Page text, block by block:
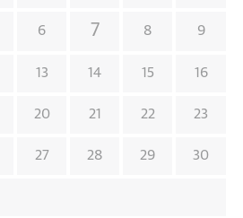
6 7 8 9
13 14 15 16
20 21 22 23
27 28 29 30